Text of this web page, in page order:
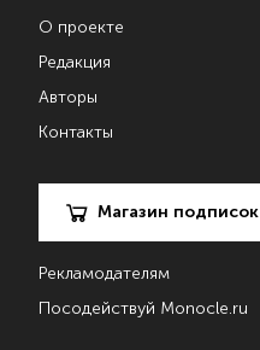
О проекте
Редакция
Авторы
Контакты
Магазин подписок
Рекламодателям
Посодействуй Monocle.ru